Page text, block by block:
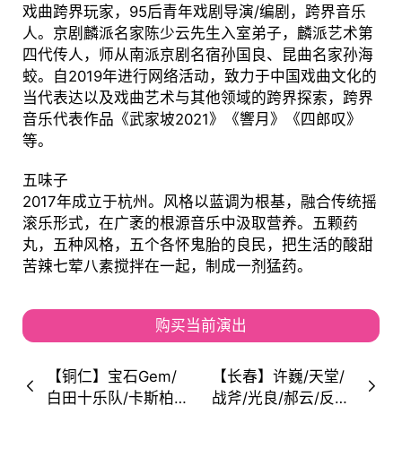
戏曲跨界玩家，95后青年戏剧导演/编剧，跨界音乐
人。京剧麟派名家陈少云先生入室弟子，麟派艺术第
四代传人，师从南派京剧名宿孙国良、昆曲名家孙海
蛟。自2019年进行网络活动，致力于中国戏曲文化的
当代表达以及戏曲艺术与其他领域的跨界探索，跨界
音乐代表作品《武家坡2021》《響月》《四郎叹》
等。
五味子
2017年成立于杭州。风格以蓝调为根基，融合传统摇
滚乐形式，在广袤的根源音乐中汲取营养。五颗药
丸，五种风格，五个各怀鬼胎的良民，把生活的酸甜
苦辣七荤八素搅拌在一起，制成一剂猛药。
购买当前演出
【铜仁】宝石Gem/
白田十乐队/卡斯柏/
【长春】许巍/天堂/
战斧/光良/郝云/反光